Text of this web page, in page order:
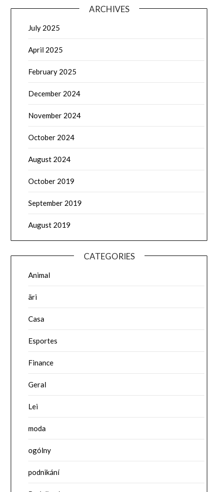
ARCHIVES
July 2025
April 2025
February 2025
December 2024
November 2024
October 2024
August 2024
October 2019
September 2019
August 2019
CATEGORIES
Animal
äri
Casa
Esportes
Finance
Geral
Lei
moda
ogólny
podnikání